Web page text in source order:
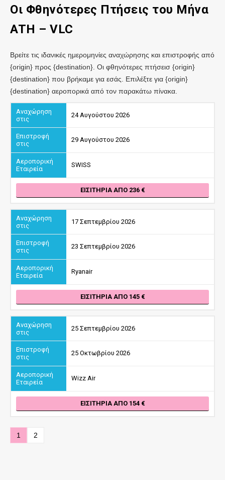
Οι Φθηνότερες Πτήσεις του Μήνα
ATH – VLC
Βρείτε τις ιδανικές ημερομηνίες αναχώρησης και επιστροφής από
{origin} προς {destination}. Οι φθηνότερες πτήσεισ {origin}
{destination} που βρήκαμε για εσάς. Επιλέξτε για {origin}
{destination} αεροπορικά από τον παρακάτω πίνακα.
24 Αυγούστου 2026
29 Αυγούστου 2026
SWISS
ΕΙΣΙΤΉΡΙΑ ΑΠΌ 236
17 Σεπτεμβρίου 2026
23 Σεπτεμβρίου 2026
Ryanair
ΕΙΣΙΤΉΡΙΑ ΑΠΌ 145
25 Σεπτεμβρίου 2026
25 Οκτωβρίου 2026
Wizz Air
ΕΙΣΙΤΉΡΙΑ ΑΠΌ 154
1 2